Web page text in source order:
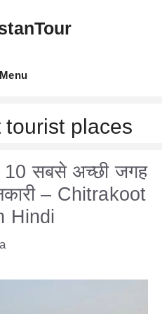
Menu
places
10 सबसे अच्छी जगह
– Chitrakoot
Hindi